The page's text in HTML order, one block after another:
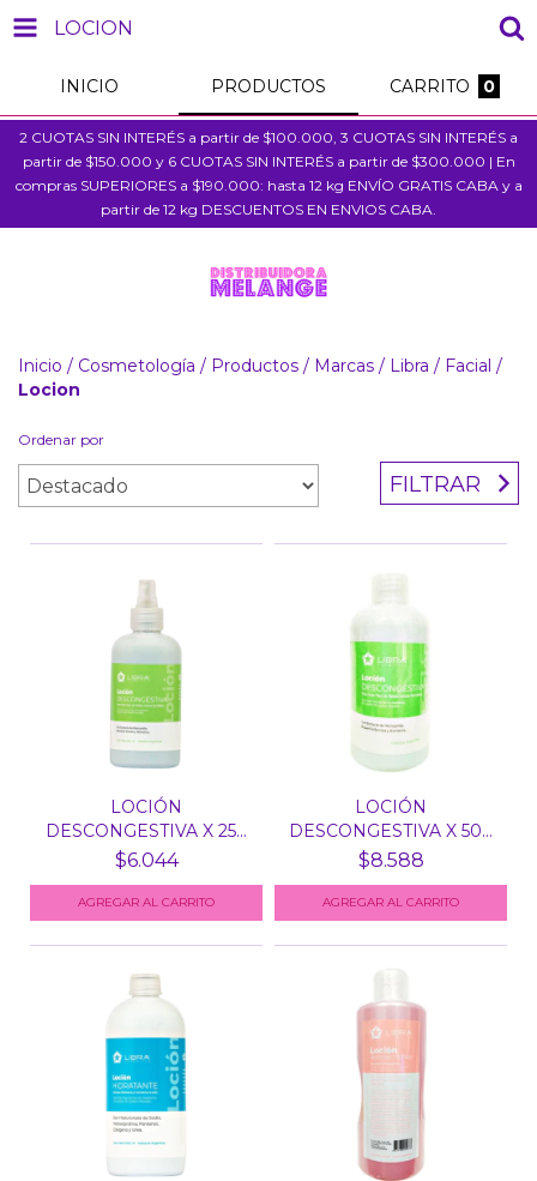
LOCION
INICIO PRODUCTOS CARRITO 0
2 CUOTAS SIN INTERÉS a partir de $100.000, 3 CUOTAS SIN INTERÉS a
partir de $150.000 y 6 CUOTAS SIN INTERÉS a partir de $300.000 | En
compras SUPERIORES a $190.000: hasta 12 kg ENVÍO GRATIS CABA y a
partir de 12 kg DESCUENTOS EN ENVIOS CABA.
Inicio / Cosmetología / Productos / Marcas / Libra / Facial /
Locion
Ordenar por
FILTRAR
LOCIÓN
DESCONGESTIVA X 250
ML LIBRA COSM...
$6.044
LOCIÓN
DESCONGESTIVA X 500
ML LIBRA COSM...
$8.588